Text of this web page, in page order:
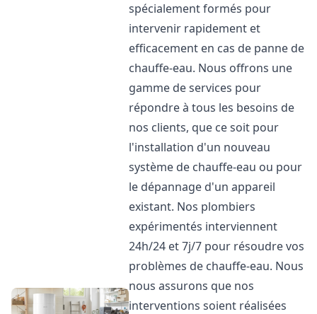
spécialement formés pour
intervenir rapidement et
efficacement en cas de panne de
chauffe-eau. Nous offrons une
gamme de services pour
répondre à tous les besoins de
nos clients, que ce soit pour
l'installation d'un nouveau
système de chauffe-eau ou pour
le dépannage d'un appareil
existant. Nos plombiers
expérimentés interviennent
24h/24 et 7j/7 pour résoudre vos
problèmes de chauffe-eau. Nous
nous assurons que nos
interventions soient réalisées